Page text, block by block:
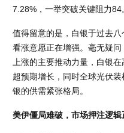
7.28%，一举突破关键阻力84
值得留意的是，白银于过去
看涨意愿正在增强。毫无疑
上涨的主要推动力量，白银
超预期增长，同时全球光伏
银的供需紧张格局。
美伊僵局难破，市场押注逻辑